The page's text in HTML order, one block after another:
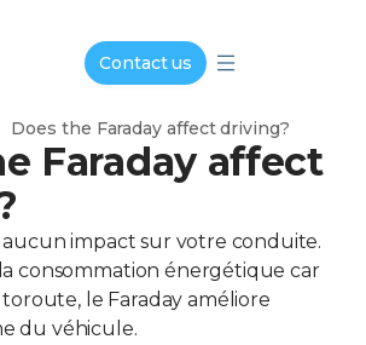
Contact us
Does the Faraday affect driving?
Faraday affect
aucun impact sur votre conduite.
consommation énergétique car
le Faraday améliore
du véhicule.